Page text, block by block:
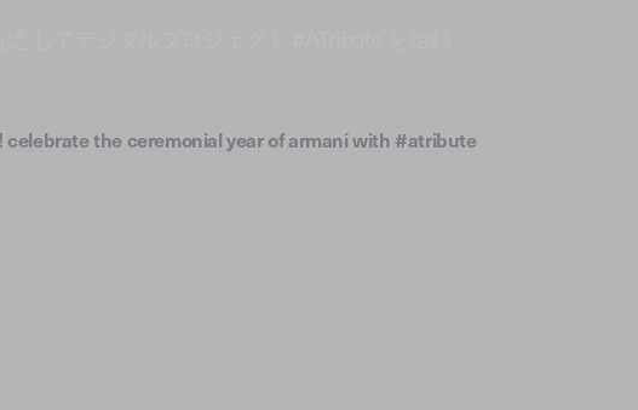
the ceremonial year of armani with #atribute